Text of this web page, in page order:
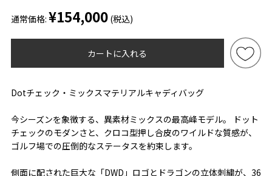
通常価格: ¥154,000 (税込)
カートに入れる
Dotチェック・ミックスマテリアルキャディバッグ
今シーズンを象徴する、異素材ミックスの最高峰モデル。 ドット
チェックのモダンさと、クロコ型押し合皮のワイルドな質感が、
ゴルフ場での圧倒的なステータスを約束します。
側面に配された巨大な「DWD」ロゴとドラゴンの立体刺繍が、36